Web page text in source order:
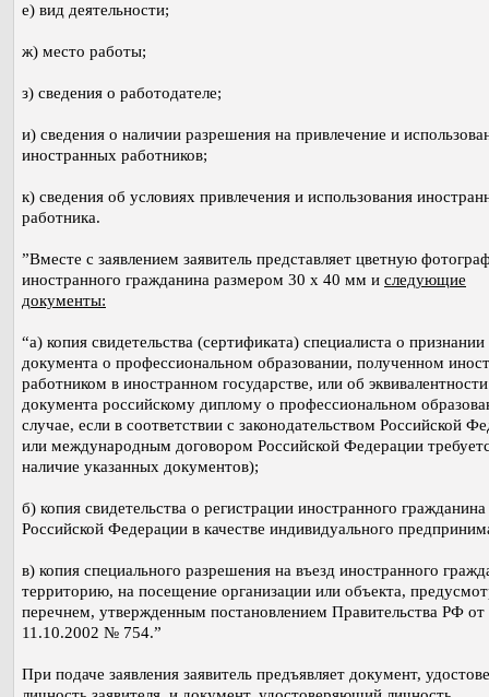
е) вид деятельности;
ж) место работы;
з) сведения о работодателе;
и) сведения о наличии разрешения на привлечение и
иностранных работников;
к) сведения об условиях привлечения и использования
работника.
”Вместе с заявлением заявитель представляет цветную
иностранного гражданина размером 30 x 40 мм и следующие
документы:
“а) копия свидетельства (сертификата) специалиста о признании
документа о профессиональном образовании, полученном
работником в иностранном государстве, или об эквивалентности
документа российскому диплому о профессиональном
случае, если в соответствии с законодательством Российской
или международным договором Российской Федерации
наличие указанных документов);
б) копия свидетельства о регистрации иностранного гражданина
Российской Федерации в качестве индивидуального
в) копия специального разрешения на въезд иностранного
территорию, на посещение организации или объекта,
перечнем, утвержденным постановлением Правительства РФ от
11.10.2002 № 754.”
При подаче заявления заявитель предъявляет документ,